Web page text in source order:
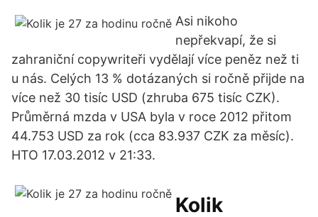
Asi nikoho
nepřekvapí, že si
zahraniční copywriteři vydělají více peněz než ti
u nás. Celých 13 % dotázaných si ročně přijde na
více než 30 tisíc USD (zhruba 675 tisíc CZK).
Průměrná mzda v USA byla v roce 2012 přitom
44.753 USD za rok (cca 83.937 CZK za měsíc).
HTO 17.03.2012 v 21:33.
Kolik